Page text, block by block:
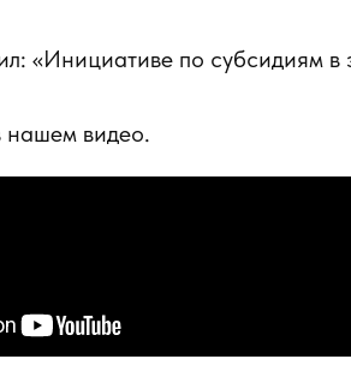
«Инициативе по субсидиям в
видео.